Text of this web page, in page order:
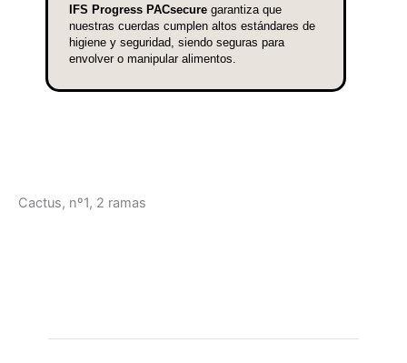
IFS Progress PACsecure garantiza que
nuestras cuerdas cumplen altos estándares de
higiene y seguridad, siendo seguras para
envolver o manipular alimentos.
Cactus, nº1, 2 ramas